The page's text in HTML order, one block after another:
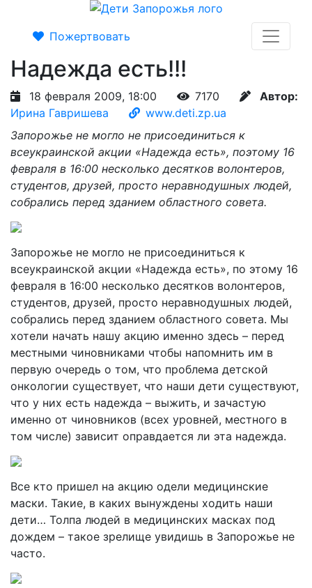
Пожертвовать
Надежда есть!!!
18 февраля 2009, 18:00 7170
Автор:
Ирина Гавришева
www.deti.zp.ua
Запорожье не могло не присоединиться к
всеукраинской акции «Надежда есть», поэтому 16
февраля в 16:00 несколько десятков волонтеров,
студентов, друзей, просто неравнодушных людей,
собрались перед зданием областного совета.
Запорожье не могло не присоединиться к
всеукраинской акции «Надежда есть», по этому 16
февраля в 16:00 несколько десятков волонтеров,
студентов, друзей, просто неравнодушных людей,
собрались перед зданием областного совета. Мы
хотели начать нашу акцию именно здесь – перед
местными чиновниками чтобы напомнить им в
первую очередь о том, что проблема детской
онкологии существует, что наши дети существуют,
что у них есть надежда – выжить, и зачастую
именно от чиновников (всех уровней, местного в
том числе) зависит оправдается ли эта надежда.
Все кто пришел на акцию одели медицинские
маски. Такие, в каких вынуждены ходить наши
дети… Толпа людей в медицинских масках под
дождем – такое зрелище увидишь в Запорожье не
часто.